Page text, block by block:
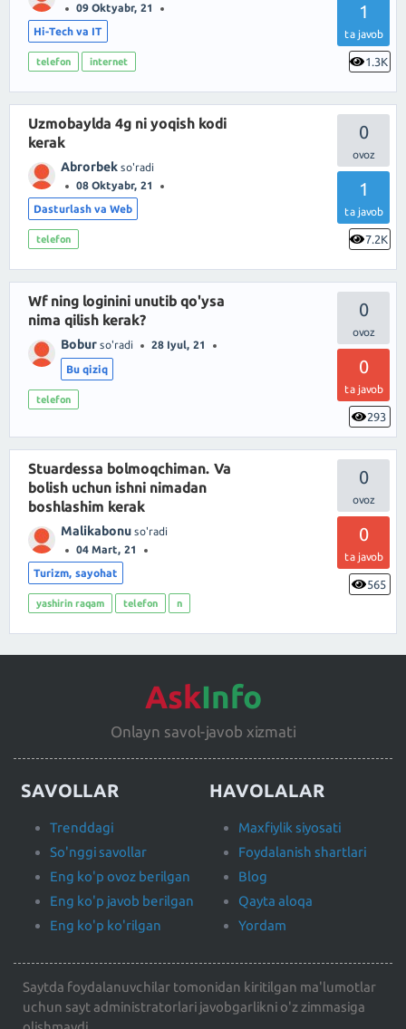
1
ta javob
1.3K
09 Oktyabr, 21
Hi-Tech va IT
telefon internet
0
1
ta javob
7.2K
Uzmobaylda 4g ni yoqish kodi
kerak
Abrorbek so'radi
08 Oktyabr, 21
Dasturlash va Web
telefon
0
0
ta javob
293
Wf ning loginini unutib qo'ysa
nima qilish kerak?
Bobur so'radi 28 Iyul, 21
Bu qiziq
telefon
0
0
ta javob
565
Stuardessa bolmoqchiman. Va
bolish uchun ishni nimadan
boshlashim kerak
Malikabonu so'radi
04 Mart, 21
Turizm, sayohat
yashirin raqam telefon n
AskInfo
Onlayn savol-javob xizmati
SAVOLLAR
Trenddagi
So'nggi savollar
Eng ko'p ovoz berilgan
Eng ko'p javob berilgan
Eng ko'p ko'rilgan
HAVOLALAR
Maxfiylik siyosati
Foydalanish shartlari
Blog
Qayta aloqa
Yordam
Saytda foydalanuvchilar tomonidan kiritilgan ma'lumotlar
uchun sayt administratorlari javobgarlikni o'z zimmasiga